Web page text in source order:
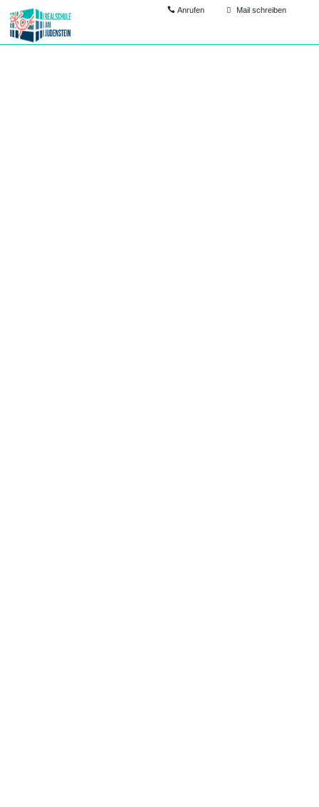
Anrufen Mail schreiben